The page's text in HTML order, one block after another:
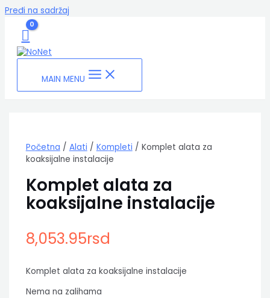
Pređi na sadržaj
MAIN MENU
Početna / Alati / Kompleti / Komplet alata za
koaksijalne instalacije
Komplet alata za
koaksijalne instalacije
8,053.95rsd
Komplet alata za koaksijalne instalacije
Nema na zalihama